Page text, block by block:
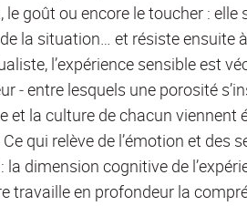
goût ou encore le toucher : elle
la situation… et résiste ensuite
l’expérience sensible est
entre lesquels une porosité
et la culture de chacun viennent
qui relève de l’émotion et des
dimension cognitive de
travaille en profondeur la